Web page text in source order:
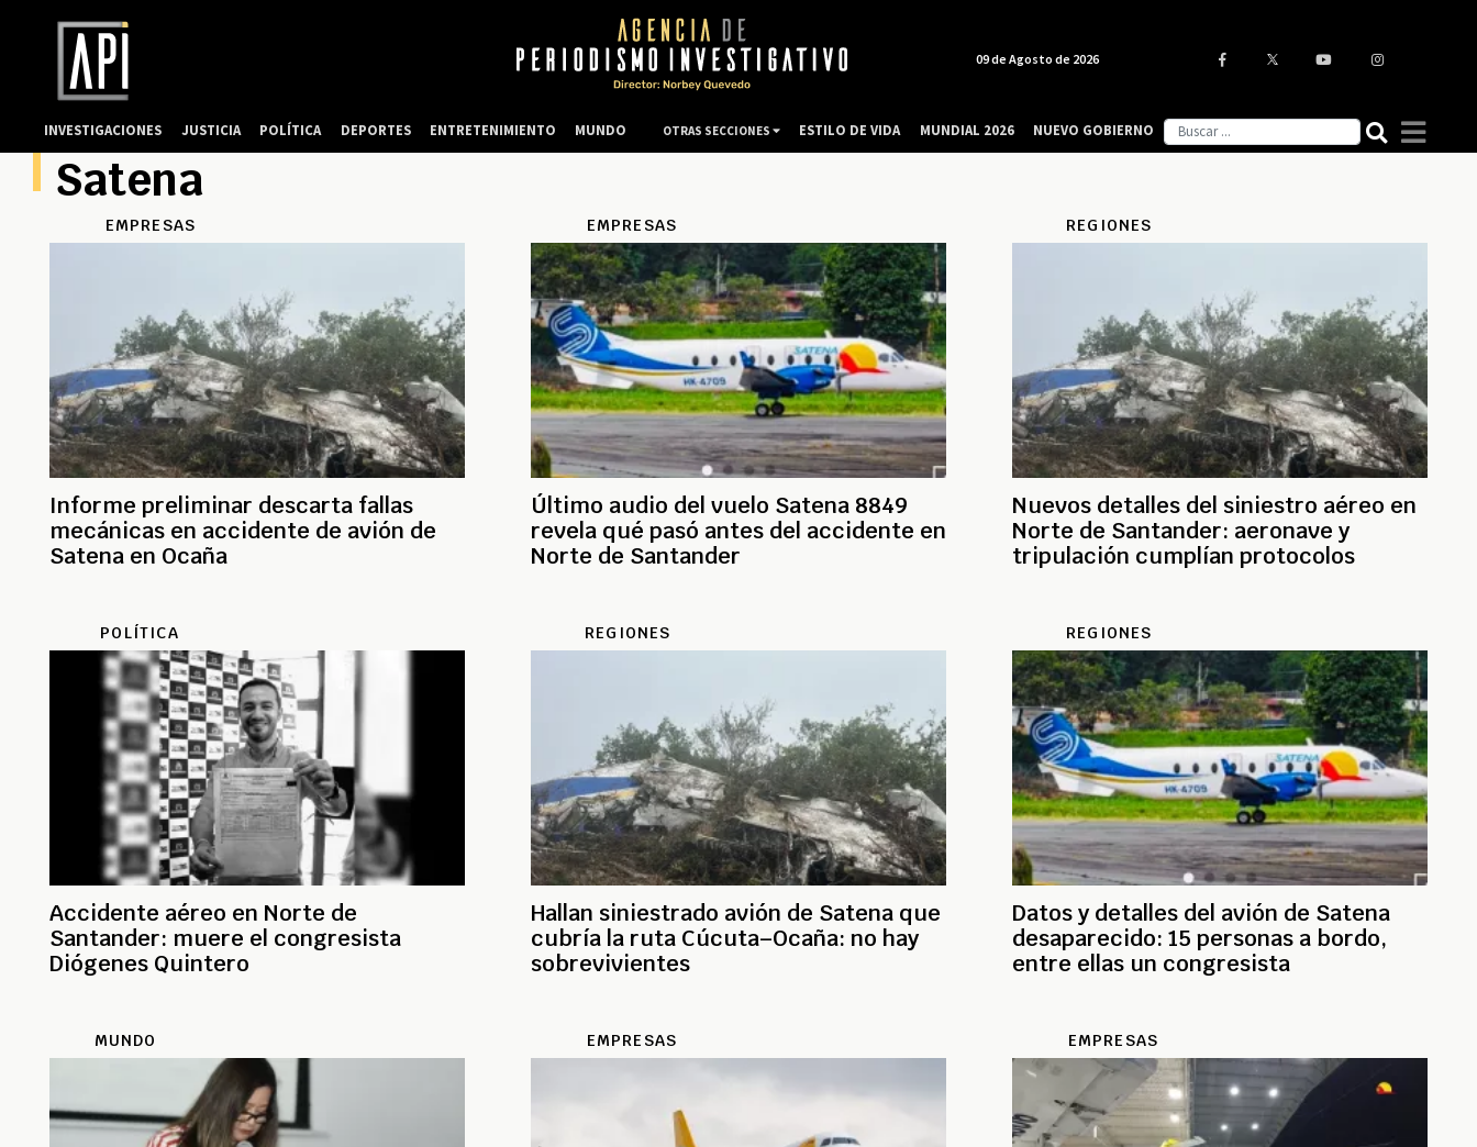
Satena
EMPRESAS
Informe preliminar descarta fallas
mecánicas en accidente de avión de
Satena en Ocaña
EMPRESAS
Último audio del vuelo Satena 8849
revela qué pasó antes del accidente en
Norte de Santander
REGIONES
Nuevos detalles del siniestro aéreo en
Norte de Santander: aeronave y
tripulación cumplían protocolos
POLÍTICA
Accidente aéreo en Norte de
Santander: muere el congresista
Diógenes Quintero
REGIONES
Hallan siniestrado avión de Satena que
cubría la ruta Cúcuta–Ocaña: no hay
sobrevivientes
REGIONES
Datos y detalles del avión de Satena
desaparecido: 15 personas a bordo,
entre ellas un congresista
MUNDO EMPRESAS EMPRESAS
09 de Agosto de 2026
INVESTIGACIONES JUSTICIA POLÍTICA DEPORTES ENTRETENIMIENTO MUNDO OTRAS SECCIONES ESTILO DE VIDA MUNDIAL 2026 NUEVO GOBIERNO